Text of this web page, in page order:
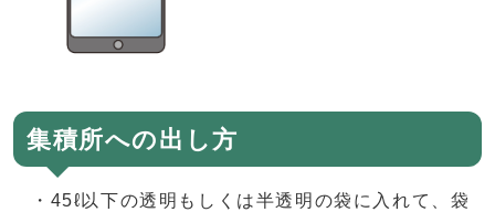
集積所への出し方
・45ℓ以下の透明もしくは半透明の袋に入れて、袋